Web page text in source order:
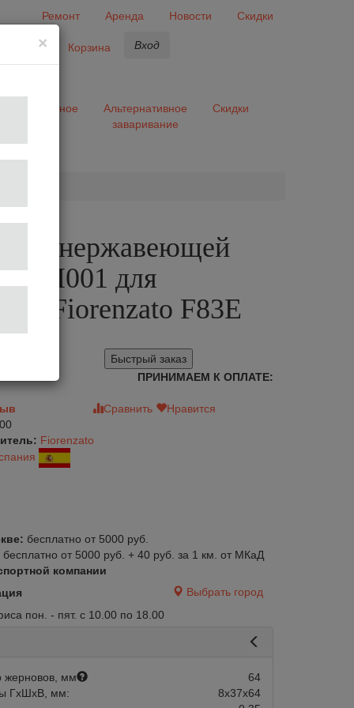
Ремонт Аренда Новости
Скидки
Корзина Вход
Разное
Альтернативное
заваривание
Скидки
из нержавеющей
для
Fiorenzato F83E
Быстрый заказ
ПРИНИМАЕМ К ОПЛАТЕ:
Сравнить
Нравится
Fiorenzato
бесплатно от 5000 руб.
бесплатно от 5000 руб. + 40 руб. за 1 км. от МКаД
компании
Выбрать город
пон. - пят. с 10.00 по 18.00
жерновов, мм
64
ГхШхВ, мм:
8х37х64
×